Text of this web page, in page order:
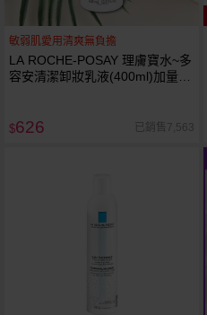
敏弱肌愛用清爽無負擔
LA ROCHE-POSAY 理膚寶水~多
容安清潔卸妝乳液(400ml)加量
$626 已銷售7,563